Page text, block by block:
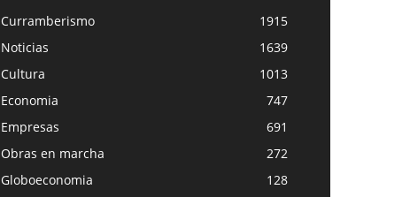
Curramberismo
1915
Noticias
1639
Cultura
1013
Economia
747
Empresas
691
Obras en marcha
272
Globoeconomia
128